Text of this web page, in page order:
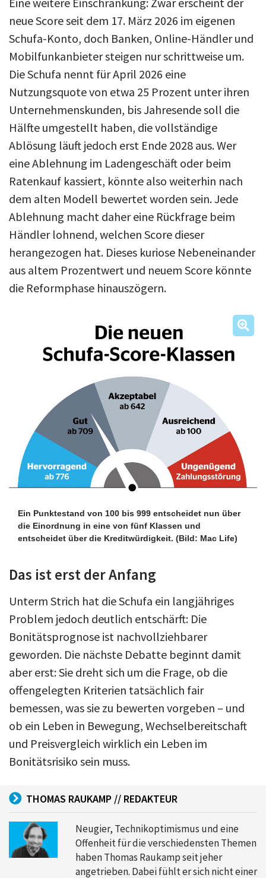
neue Score seit dem 17. März 2026 im eigenen
Schufa-Konto, doch Banken, Online-Händler und
Mobilfunkanbieter steigen nur schrittweise um.
Die Schufa nennt für April 2026 eine
Nutzungsquote von etwa 25 Prozent unter ihren
Unternehmenskunden, bis Jahresende soll die
Hälfte umgestellt haben, die vollständige
Ablösung läuft jedoch erst Ende 2028 aus. Wer
eine Ablehnung im Ladengeschäft oder beim
Ratenkauf kassiert, könnte also weiterhin nach
dem alten Modell bewertet worden sein. Jede
Ablehnung macht daher eine Rückfrage beim
Händler lohnend, welchen Score dieser
herangezogen hat. Dieses kuriose Nebeneinander
aus altem Prozentwert und neuem Score könnte
die Reformphase hinauszögern.
Ein Punktestand von 100 bis 999 entscheidet nun über
die Einordnung in eine von fünf Klassen und
entscheidet über die Kreditwürdigkeit. (Bild: Mac Life)
Das ist erst der Anfang
Unterm Strich hat die Schufa ein langjähriges
Problem jedoch deutlich entschärft: Die
Bonitätsprognose ist nachvollziehbarer
geworden. Die nächste Debatte beginnt damit
aber erst: Sie dreht sich um die Frage, ob die
offengelegten Kriterien tatsächlich fair
bemessen, was sie zu bewerten vorgeben – und
ob ein Leben in Bewegung, Wechselbereitschaft
und Preisvergleich wirklich ein Leben im
Bonitätsrisiko sein muss.
THOMAS RAUKAMP // REDAKTEUR
Neugier, Technikoptimismus und eine
Offenheit für die verschiedensten Themen
haben Thomas Raukamp seit jeher
angetrieben. Dabei fühlt er sich nicht einer